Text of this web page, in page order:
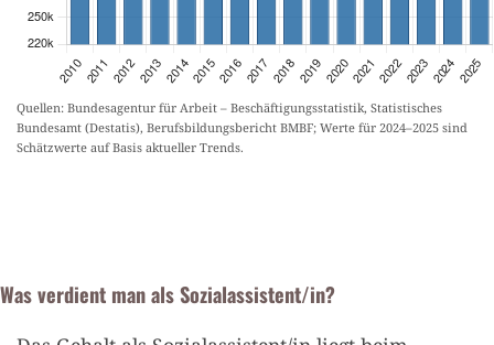
Quellen: Bundesagentur für Arbeit – Beschäftigungsstatistik, Statistisches
Bundesamt (Destatis), Berufsbildungsbericht BMBF; Werte für 2024–2025 sind
Schätzwerte auf Basis aktueller Trends.
Was verdient man als Sozialassistent/in?